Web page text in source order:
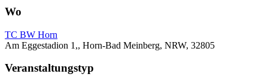
Wo
TC BW Horn
Am Eggestadion 1,, Horn-Bad Meinberg, NRW, 32805
Veranstaltungstyp